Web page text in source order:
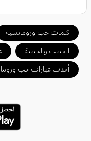
كلمات حب ورومانسية
الحبيب والحبيبة
أحدث عبارات حب